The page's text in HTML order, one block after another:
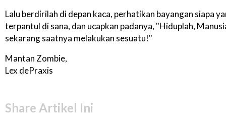
Lalu berdirilah di depan kaca, perhatikan bayangan siapa
terpantul di sana, dan ucapkan padanya, "Hiduplah,
sekarang saatnya melakukan sesuatu!"
Mantan Zombie,
Lex dePraxis
Share Artikel Ini